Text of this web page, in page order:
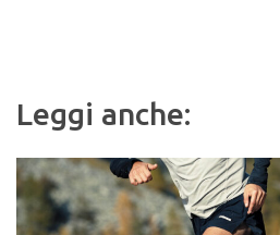
Leggi anche: